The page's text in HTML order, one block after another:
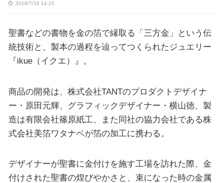
2018/7/19 14:10
聖書などの書物を金の箔で縁取る「三方金」という伝
統技術と、製本の過程を辿ってつくられたジュエリー
『ikue（イクエ）』。
商品の開発は、株式会社TANTのプロダクトデザイナ
ー・原田元輝、グラフィックデザイナー・横山徳、製
造は有限会社篠原紙工、また同社の協力会社である株
式会社美箔ワタナベが箔の加工に携わる。
デザイナーが聖書に金付けを施す工場を訪れた際、金
付けされた聖書の煌びやかさと、束になった時の金属